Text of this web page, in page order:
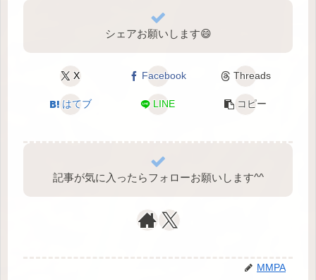
シェアお願いします😄
X Facebook Threads
はてブ LINE コピー
記事が気に入ったらフォローお願いします^⁠^⁠
MMPA